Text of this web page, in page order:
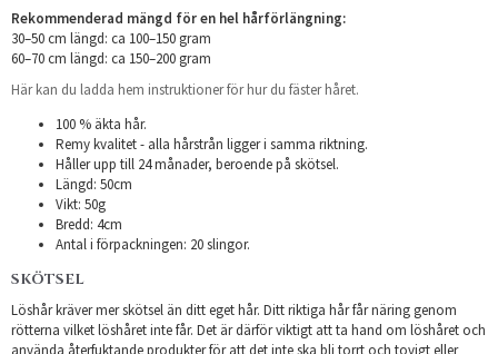
Rekommenderad mängd för en hel hårförlängning:
30–50 cm längd: ca 100–150 gram
60–70 cm längd: ca 150–200 gram
Här kan du ladda hem instruktioner för hur du fäster håret.
100 % äkta hår.
Remy kvalitet - alla hårstrån ligger i samma riktning.
Håller upp till 24 månader, beroende på skötsel.
Längd: 50cm
Vikt: 50g
Bredd: 4cm
Antal i förpackningen: 20 slingor.
SKÖTSEL
Löshår kräver mer skötsel än ditt eget hår. Ditt riktiga hår får näring genom
rötterna vilket löshåret inte får. Det är därför viktigt att ta hand om löshåret och
använda återfuktande produkter för att det inte ska bli torrt och tovigt eller